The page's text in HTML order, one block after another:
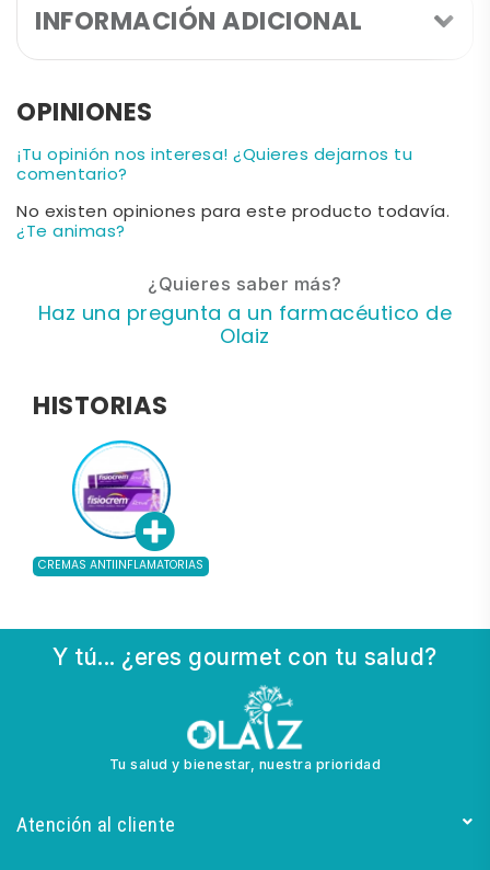
INFORMACIÓN ADICIONAL
OPINIONES
¡Tu opinión nos interesa! ¿Quieres dejarnos tu
comentario?
No existen opiniones para este producto todavía.
¿Te animas?
¿Quieres saber más?
Haz una pregunta a un farmacéutico de
Olaiz
HISTORIAS
CREMAS ANTIINFLAMATORIAS
Y tú... ¿eres gourmet con tu salud?
Tu salud y bienestar, nuestra prioridad
Atención al cliente